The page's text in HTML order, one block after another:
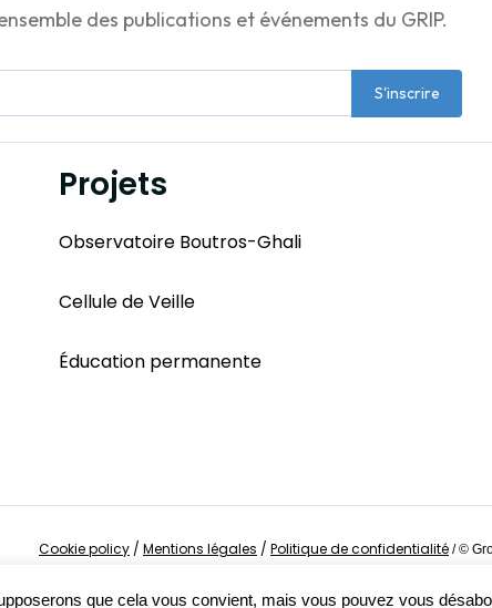
des publications et événements du GRIP.
S'inscrire
Projets
Observatoire Boutros-Ghali
Cellule de Veille
Éducation permanente
Cookie policy / Mentions légales / Politique de confidentialité /©
que cela vous convient, mais vous pouvez vous